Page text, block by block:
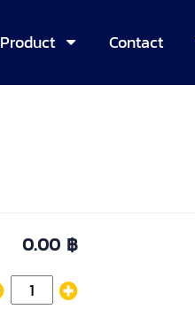
Product Contact
0.00 ฿